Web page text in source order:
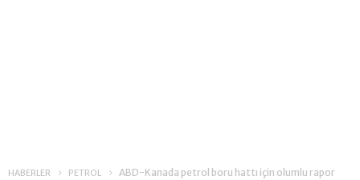
HABERLER PETROL ABD-Kanada petrol boru hattı için olumlu rapor